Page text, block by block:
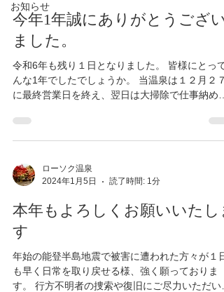
お知らせ
します。 ２０２６年、どんな1年になるのでしょ
か。 先のことを考えると物価高や老朽化した設
の修繕など不安なことが多いですが、当温泉を求
めてお越し下さるお客様がいらっしゃる限りはで
きるだけ続けていけるよう頑張りたい所存ですの
で、よろしくお願いいたします。 この１年が皆
にとって健やかな１年となりますように。 今年
同心よりお待ちしております。
今年1年誠にありがとうござい
ました。
令和6年も残り１日となりました。 皆様にとって
んな1年でしたでしょうか。 当温泉は１２月２７
に最終営業日を終え、翌日は大掃除で仕事納めと
ます。 新しい１年が素晴らしい１年となります
様、皆様の健康とご多幸を心よりお祈りいたし
ローソク温泉
2024年1月5日
読了時間: 1分
本年もよろしくお願いいたし
す
年始の能登半島地震で被害に遭われた方々が１日
も早く日常を取り戻せる様、強く願っておりま
す。 行方不明者の捜索や復旧にご尽力いただい